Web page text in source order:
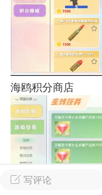
单机辅助引流私下
作弊模组的发布规范
作弊模组在联机服
环境，中文网特此发
模组的发布行为：1.
汉
72
大人
Lv.8
写评论
海鸥积分商店